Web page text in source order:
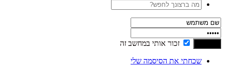
זכור אותי במחשב זה
שכחתי את הסיסמה שלי